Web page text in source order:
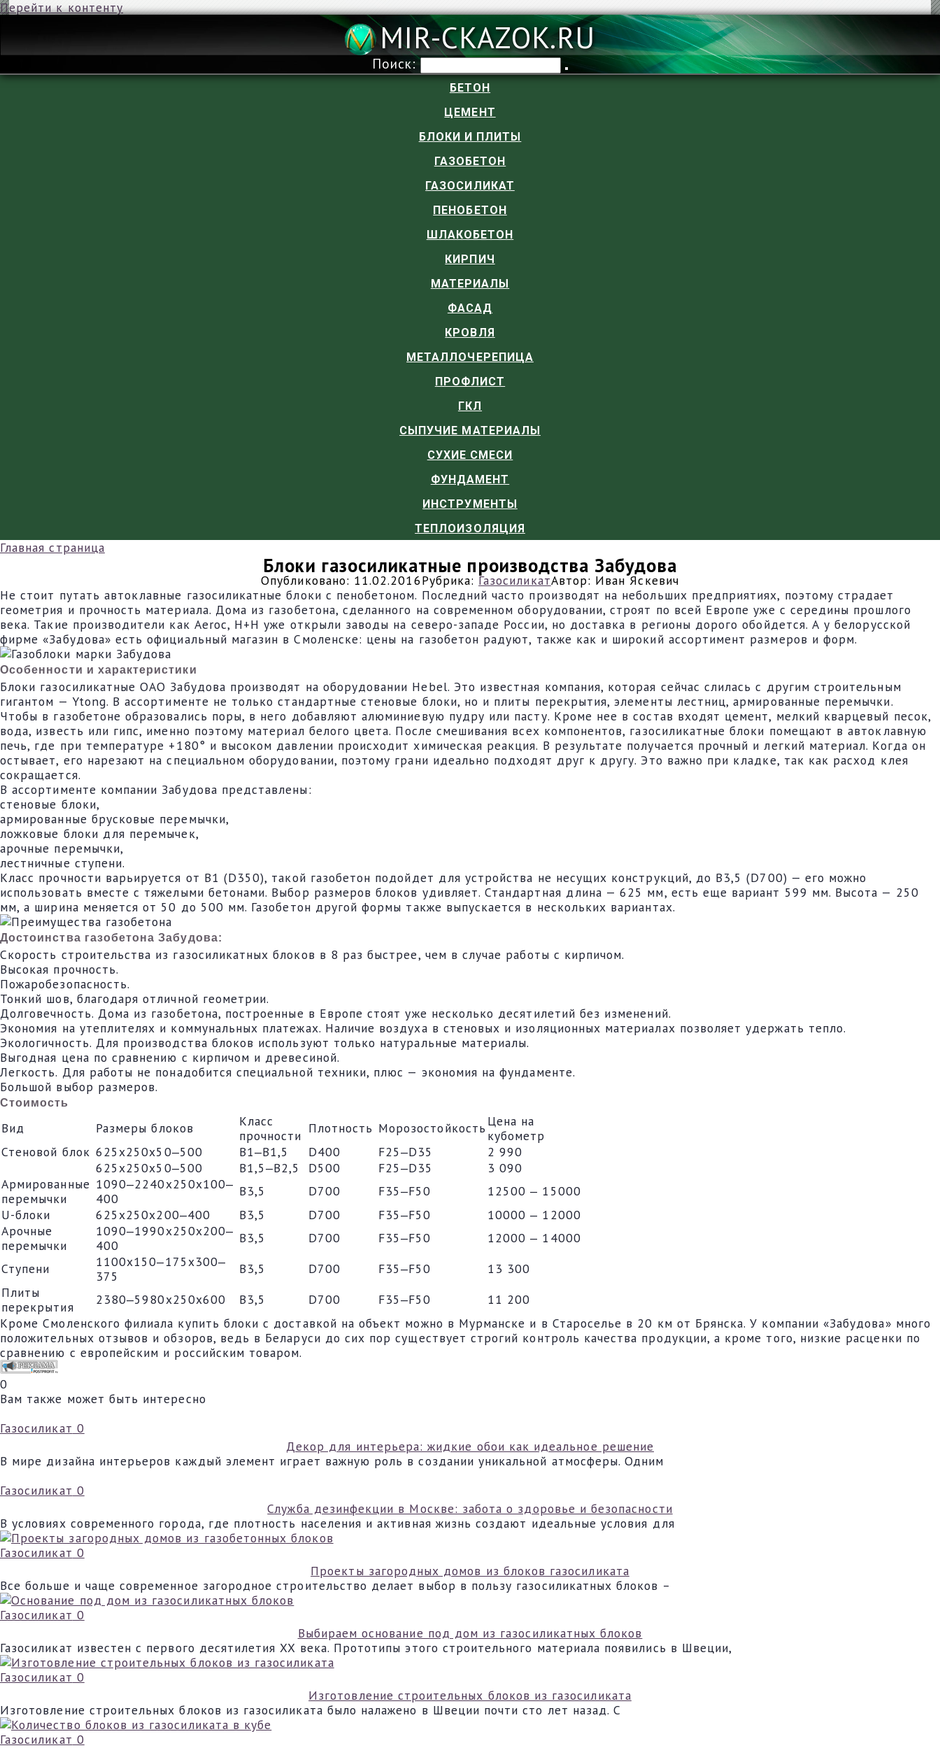
Перейти к контенту
MIR-CKAZOK.RU
Поиск:
БЕТОН
ЦЕМЕНТ
БЛОКИ И ПЛИТЫ
ГАЗОБЕТОН
ГАЗОСИЛИКАТ
ПЕНОБЕТОН
ШЛАКОБЕТОН
КИРПИЧ
МАТЕРИАЛЫ
ФАСАД
КРОВЛЯ
МЕТАЛЛОЧЕРЕПИЦА
ПРОФЛИСТ
ГКЛ
СЫПУЧИЕ МАТЕРИАЛЫ
СУХИЕ СМЕСИ
ФУНДАМЕНТ
ИНСТРУМЕНТЫ
ТЕПЛОИЗОЛЯЦИЯ
Главная страница
Блоки газосиликатные производства Забудова
Опубликовано: 11.02.2016Рубрика: ГазосиликатАвтор: Иван Яскевич
Не стоит путать автоклавные газосиликатные блоки с пенобетоном. Последний часто производят на небольших предприятиях, поэтому страдает
геометрия и прочность материала. Дома из газобетона, сделанного на современном оборудовании, строят по всей Европе уже с середины прошлого
века. Такие производители как Aeroc, H+H уже открыли заводы на северо-западе России, но доставка в регионы дорого обойдется. А у белорусской
фирме «Забудова» есть официальный магазин в Смоленске: цены на газобетон радуют, также как и широкий ассортимент размеров и форм.
Особенности и характеристики
Блоки газосиликатные ОАО Забудова производят на оборудовании Hebel. Это известная компания, которая сейчас слилась с другим строительным
гигантом — Ytong. В ассортименте не только стандартные стеновые блоки, но и плиты перекрытия, элементы лестниц, армированные перемычки.
Чтобы в газобетоне образовались поры, в него добавляют алюминиевую пудру или пасту. Кроме нее в состав входят цемент, мелкий кварцевый песок,
вода, известь или гипс, именно поэтому материал белого цвета. После смешивания всех компонентов, газосиликатные блоки помещают в автоклавную
печь, где при температуре +180° и высоком давлении происходит химическая реакция. В результате получается прочный и легкий материал. Когда он
остывает, его нарезают на специальном оборудовании, поэтому грани идеально подходят друг к другу. Это важно при кладке, так как расход клея
сокращается.
В ассортименте компании Забудова представлены:
стеновые блоки,
армированные брусковые перемычки,
ложковые блоки для перемычек,
арочные перемычки,
лестничные ступени.
Класс прочности варьируется от B1 (D350), такой газобетон подойдет для устройства не несущих конструкций, до В3,5 (D700) — его можно
использовать вместе с тяжелыми бетонами. Выбор размеров блоков удивляет. Стандартная длина — 625 мм, есть еще вариант 599 мм. Высота — 250
мм, а ширина меняется от 50 до 500 мм. Газобетон другой формы также выпускается в нескольких вариантах.
Достоинства газобетона Забудова:
Скорость строительства из газосиликатных блоков в 8 раз быстрее, чем в случае работы с кирпичом.
Высокая прочность.
Пожаробезопасность.
Тонкий шов, благодаря отличной геометрии.
Долговечность. Дома из газобетона, построенные в Европе стоят уже несколько десятилетий без изменений.
Экономия на утеплителях и коммунальных платежах. Наличие воздуха в стеновых и изоляционных материалах позволяет удержать тепло.
Экологичность. Для производства блоков используют только натуральные материалы.
Выгодная цена по сравнению с кирпичом и древесиной.
Легкость. Для работы не понадобится специальной техники, плюс — экономия на фундаменте.
Большой выбор размеров.
Стоимость
Вид Размеры блоков
Класс
прочности Плотность Морозостойкость Цена на
кубометр
Стеновой блок 625х250х50‒500 В1‒В1,5 D400 F25‒D35
2 990
625х250х50‒500
В1,5‒В2,5 D500 F25‒D35
3 090
Армированные
перемычки
1090‒2240х250х100‒
400
В3,5 D700 F35‒F50
12500 ‒ 15000
U-блоки
625х250х200‒400 В3,5 D700 F35‒F50
10000 ‒ 12000
Арочные
перемычки
1090‒1990х250х200‒
400
В3,5 D700 F35‒F50
12000 ‒ 14000
Ступени
1100х150‒175х300‒
375
В3,5 D700 F35‒F50
13 300
Плиты
перекрытия
2380‒5980х250х600 В3,5 D700 F35‒F50
11 200
Кроме Смоленского филиала купить блоки с доставкой на объект можно в Мурманске и в Староселье в 20 км от Брянска. У компании «Забудова» много
положительных отзывов и обзоров, ведь в Беларуси до сих пор существует строгий контроль качества продукции, а кроме того, низкие расценки по
сравнению с европейским и российским товаром.
0
Вам также может быть интересно
Газосиликат 0
Декор для интерьера: жидкие обои как идеальное решение
В мире дизайна интерьеров каждый элемент играет важную роль в создании уникальной атмосферы. Одним
Газосиликат 0
Служба дезинфекции в Москве: забота о здоровье и безопасности
В условиях современного города, где плотность населения и активная жизнь создают идеальные условия для
Газосиликат 0
Проекты загородных домов из блоков газосиликата
Все больше и чаще современное загородное строительство делает выбор в пользу газосиликатных блоков –
Газосиликат 0
Выбираем основание под дом из газосиликатных блоков
Газосиликат известен с первого десятилетия XX века. Прототипы этого строительного материала появились в Швеции,
Газосиликат 0
Изготовление строительных блоков из газосиликата
Изготовление строительных блоков из газосиликата было налажено в Швеции почти сто лет назад. С
Газосиликат 0